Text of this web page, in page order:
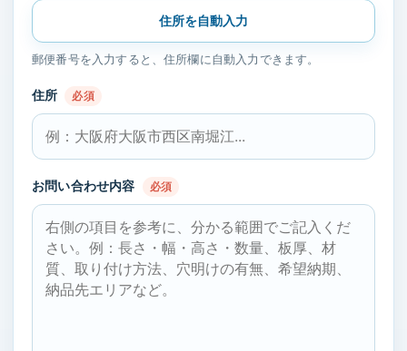
住所を自動入力
郵便番号を入力すると、住所欄に自動入力できます。
住所 必須
お問い合わせ内容 必須